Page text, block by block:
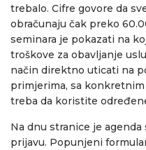
trebalo. Cifre govore da
obračunaju čak preko
seminara je pokazati na
troškove za obavljanje
način direktno uticati na
primjerima, sa
treba da koristite
Na dnu stranice je
prijavu. Popunjeni